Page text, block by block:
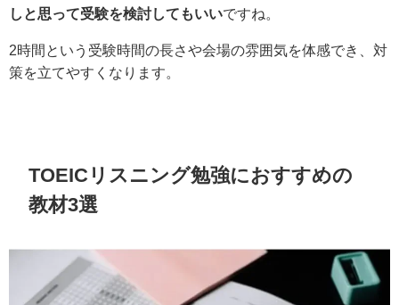
しと思って受験を検討してもいいですね。
2時間という受験時間の長さや会場の雰囲気を体感でき、対
策を立てやすくなります。
TOEICリスニング勉強におすすめの
教材3選